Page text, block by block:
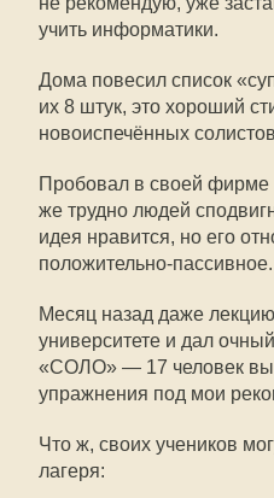
учить информатики.
Дома повесил список
их 8 штук, это хороший
новоиспечённых
Пробовал в своей фирме
же трудно людей
идея нравится, но его
положительно-пассивное.
Месяц назад даже
университете и дал
«СОЛО» — 17 человек
упражнения под мои
Что ж, своих учеников
лагеря: